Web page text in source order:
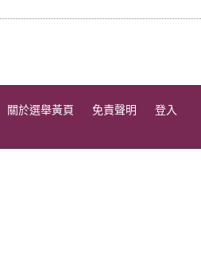
關於選舉黃頁 免責聲明 登入